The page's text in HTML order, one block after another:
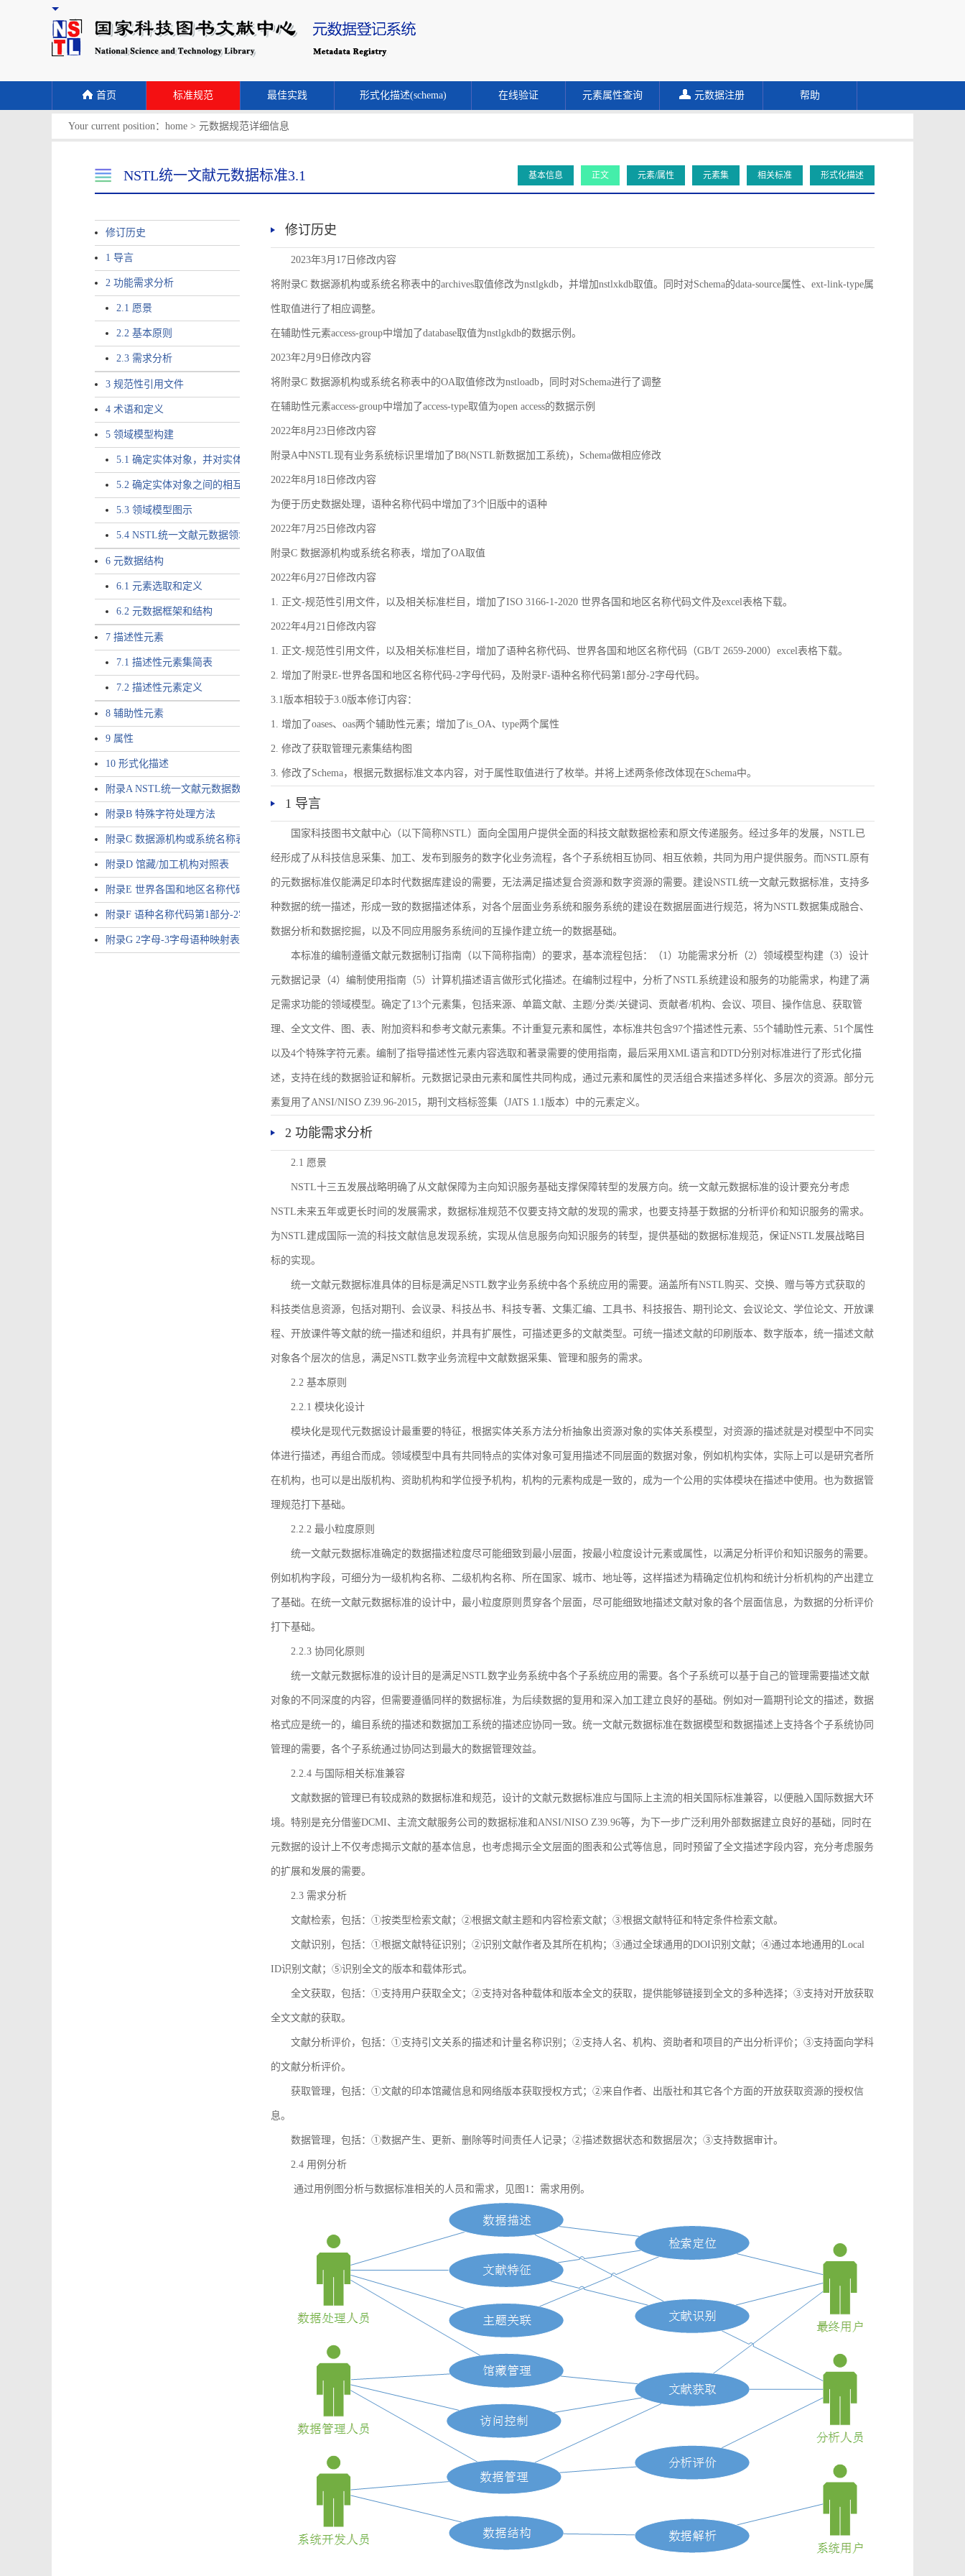
首页 标准规范 最佳实践 形式化描述(schema) 在线验证 元素属性查询 元数据注册 帮助
Your current position： home > 元数据规范详细信息
NSTL统一文献元数据标准3.1 基本信息 正文 元素/属性 元素集 相关标准 形式化描述
修订历史
1 导言
2 功能需求分析
2.1 愿景
2.2 基本原则
2.3 需求分析
3 规范性引用文件
4 术语和定义
5 领域模型构建
5.1 确定实体对象，并对实体对象命名
5.2 确定实体对象之间的相互关系，定义实体对象之间的关联和约束
5.3 领域模型图示
5.4 NSTL统一文献元数据领域模型的验证
6 元数据结构
6.1 元素选取和定义
6.2 元数据框架和结构
7 描述性元素
7.1 描述性元素集简表
7.2 描述性元素定义
8 辅助性元素
9 属性
10 形式化描述
附录A NSTL统一文献元数据数据唯一标识符规则
附录B 特殊字符处理方法
附录C 数据源机构或系统名称表
附录D 馆藏/加工机构对照表
附录E 世界各国和地区名称代码-2字母代码（GB/T 2659-2000等同ISO 3166-1）
附录F 语种名称代码第1部分-2字母代码（GB/T 4880.1-2005等同ISO 639-1）
附录G 2字母-3字母语种映射表
修订历史
2023年3月17日修改内容
将附录C 数据源机构或系统名称表中的archives取值修改为nstlgkdb，并增加nstlxkdb取值。同时对Schema的data-source属性、ext-link-type属
性取值进行了相应调整。
在辅助性元素access-group中增加了database取值为nstlgkdb的数据示例。
2023年2月9日修改内容
将附录C 数据源机构或系统名称表中的OA取值修改为nstloadb，同时对Schema进行了调整
在辅助性元素access-group中增加了access-type取值为open access的数据示例
2022年8月23日修改内容
附录A中NSTL现有业务系统标识里增加了B8(NSTL新数据加工系统)，Schema做相应修改
2022年8月18日修改内容
为便于历史数据处理，语种名称代码中增加了3个旧版中的语种
2022年7月25日修改内容
附录C 数据源机构或系统名称表，增加了OA取值
2022年6月27日修改内容
1. 正文-规范性引用文件，以及相关标准栏目，增加了ISO 3166-1-2020 世界各国和地区名称代码文件及excel表格下载。
2022年4月21日修改内容
1. 正文-规范性引用文件，以及相关标准栏目，增加了语种名称代码、世界各国和地区名称代码（GB/T 2659-2000）excel表格下载。
2. 增加了附录E-世界各国和地区名称代码-2字母代码，及附录F-语种名称代码第1部分-2字母代码。
3.1版本相较于3.0版本修订内容：
1. 增加了oases、oas两个辅助性元素；增加了is_OA、type两个属性
2. 修改了获取管理元素集结构图
3. 修改了Schema，根据元数据标准文本内容，对于属性取值进行了枚举。并将上述两条修改体现在Schema中。
1 导言
国家科技图书文献中心（以下简称NSTL）面向全国用户提供全面的科技文献数据检索和原文传递服务。经过多年的发展，NSTL已
经形成了从科技信息采集、加工、发布到服务的数字化业务流程，各个子系统相互协同、相互依赖，共同为用户提供服务。而NSTL原有
的元数据标准仅能满足印本时代数据库建设的需要，无法满足描述复合资源和数字资源的需要。建设NSTL统一文献元数据标准，支持多
种数据的统一描述，形成一致的数据描述体系，对各个层面业务系统和服务系统的建设在数据层面进行规范，将为NSTL数据集成融合、
数据分析和数据挖掘，以及不同应用服务系统间的互操作建立统一的数据基础。
本标准的编制遵循文献元数据制订指南（以下简称指南）的要求，基本流程包括：（1）功能需求分析（2）领域模型构建（3）设计
元数据记录（4）编制使用指南（5）计算机描述语言做形式化描述。在编制过程中，分析了NSTL系统建设和服务的功能需求，构建了满
足需求功能的领域模型。确定了13个元素集，包括来源、单篇文献、主题/分类/关键词、贡献者/机构、会议、项目、操作信息、获取管
理、全文文件、图、表、附加资料和参考文献元素集。不计重复元素和属性，本标准共包含97个描述性元素、55个辅助性元素、51个属性
以及4个特殊字符元素。编制了指导描述性元素内容选取和著录需要的使用指南，最后采用XML语言和DTD分别对标准进行了形式化描
述，支持在线的数据验证和解析。元数据记录由元素和属性共同构成，通过元素和属性的灵活组合来描述多样化、多层次的资源。部分元
素复用了ANSI/NISO Z39.96-2015，期刊文档标签集（JATS 1.1版本）中的元素定义。
2 功能需求分析
2.1 愿景
NSTL十三五发展战略明确了从文献保障为主向知识服务基础支撑保障转型的发展方向。统一文献元数据标准的设计要充分考虑
NSTL未来五年或更长时间的发展需求，数据标准规范不仅要支持文献的发现的需求，也要支持基于数据的分析评价和知识服务的需求。
为NSTL建成国际一流的科技文献信息发现系统，实现从信息服务向知识服务的转型，提供基础的数据标准规范，保证NSTL发展战略目
标的实现。
统一文献元数据标准具体的目标是满足NSTL数字业务系统中各个系统应用的需要。涵盖所有NSTL购买、交换、赠与等方式获取的
科技类信息资源，包括对期刊、会议录、科技丛书、科技专著、文集汇编、工具书、科技报告、期刊论文、会议论文、学位论文、开放课
程、开放课件等文献的统一描述和组织，并具有扩展性，可描述更多的文献类型。可统一描述文献的印刷版本、数字版本，统一描述文献
对象各个层次的信息，满足NSTL数字业务流程中文献数据采集、管理和服务的需求。
2.2 基本原则
2.2.1 模块化设计
模块化是现代元数据设计最重要的特征，根据实体关系方法分析抽象出资源对象的实体关系模型，对资源的描述就是对模型中不同实
体进行描述，再组合而成。领域模型中具有共同特点的实体对象可复用描述不同层面的数据对象，例如机构实体，实际上可以是研究者所
在机构，也可以是出版机构、资助机构和学位授予机构，机构的元素构成是一致的，成为一个公用的实体模块在描述中使用。也为数据管
理规范打下基础。
2.2.2 最小粒度原则
统一文献元数据标准确定的数据描述粒度尽可能细致到最小层面，按最小粒度设计元素或属性，以满足分析评价和知识服务的需要。
例如机构字段，可细分为一级机构名称、二级机构名称、所在国家、城市、地址等，这样描述为精确定位机构和统计分析机构的产出建立
了基础。在统一文献元数据标准的设计中，最小粒度原则贯穿各个层面，尽可能细致地描述文献对象的各个层面信息，为数据的分析评价
打下基础。
2.2.3 协同化原则
统一文献元数据标准的设计目的是满足NSTL数字业务系统中各个子系统应用的需要。各个子系统可以基于自己的管理需要描述文献
对象的不同深度的内容，但需要遵循同样的数据标准，为后续数据的复用和深入加工建立良好的基础。例如对一篇期刊论文的描述，数据
格式应是统一的，编目系统的描述和数据加工系统的描述应协同一致。统一文献元数据标准在数据模型和数据描述上支持各个子系统协同
管理的需要，各个子系统通过协同达到最大的数据管理效益。
2.2.4 与国际相关标准兼容
文献数据的管理已有较成熟的数据标准和规范，设计的文献元数据标准应与国际上主流的相关国际标准兼容，以便融入国际数据大环
境。特别是充分借鉴DCMI、主流文献服务公司的数据标准和ANSI/NISO Z39.96等，为下一步广泛利用外部数据建立良好的基础，同时在
元数据的设计上不仅考虑揭示文献的基本信息，也考虑揭示全文层面的图表和公式等信息，同时预留了全文描述字段内容，充分考虑服务
的扩展和发展的需要。
2.3 需求分析
文献检索，包括：①按类型检索文献；②根据文献主题和内容检索文献；③根据文献特征和特定条件检索文献。
文献识别，包括：①根据文献特征识别；②识别文献作者及其所在机构；③通过全球通用的DOI识别文献；④通过本地通用的Local
ID识别文献；⑤识别全文的版本和载体形式。
全文获取，包括：①支持用户获取全文；②支持对各种载体和版本全文的获取，提供能够链接到全文的多种选择；③支持对开放获取
全文文献的获取。
文献分析评价，包括：①支持引文关系的描述和计量名称识别；②支持人名、机构、资助者和项目的产出分析评价；③支持面向学科
的文献分析评价。
获取管理，包括：①文献的印本馆藏信息和网络版本获取授权方式；②来自作者、出版社和其它各个方面的开放获取资源的授权信
息。
数据管理，包括：①数据产生、更新、删除等时间责任人记录；②描述数据状态和数据层次；③支持数据审计。
2.4 用例分析
通过用例图分析与数据标准相关的人员和需求，见图1：需求用例。